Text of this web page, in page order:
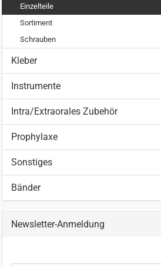
Einzelteile
Sortiment
Schrauben
Kleber
Instrumente
Intra/Extraorales Zubehör
Prophylaxe
Sonstiges
Bänder
Newsletter-Anmeldung